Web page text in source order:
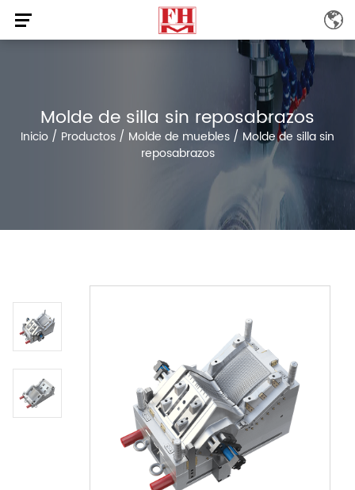
Molde de silla sin reposabrazos
Inicio / Productos / Molde de muebles / Molde de silla sin
reposabrazos